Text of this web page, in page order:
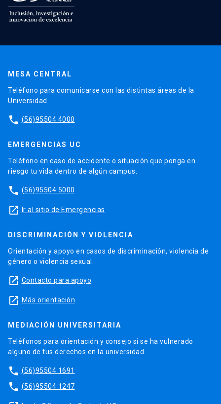
MESA CENTRAL
Teléfono para comunicarse con las distintas áreas de la
Universidad.
phone (56)95504 4000
EMERGENCIAS UC
Teléfono en caso de accidente o situación que ponga en
riesgo tu vida dentro de algún campus.
phone (56)95504 5000
launch Ir al sitio de Emergencias
DISCRIMINACIÓN Y VIOLENCIA
Orientación y apoyo en casos de discriminación, violencia de
género o violencia sexual.
launch Contacto para apoyo
launch Más orientación
MEDIACIÓN UNIVERSITARIA
Teléfonos para orientación y consejo si se ha vulnerado
alguno de tus derechos en la universidad.
phone (56)95504 1691
phone (56)95504 1247